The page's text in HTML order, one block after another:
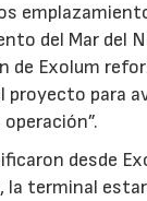
del Mar del
de Exolum
proyecto para
desde
la terminal